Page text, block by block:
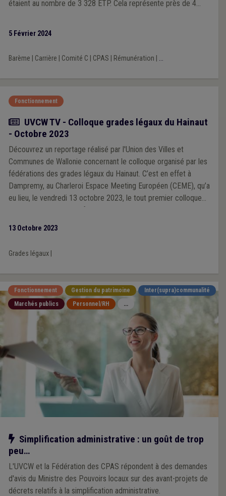
étaient au nombre de 3 328 ETP. Cela représente près de 4
5 Février 2024
Barème Carrière Comité C CPAS Rémunération ...
Fonctionnement
Actualité
UVCW TV - Colloque grades légaux du Hainaut
- Octobre 2023
Découvrez un reportage réalisé par l'Union des Villes et
Communes de Wallonie concernant le colloque organisé par les
fédérations des grades légaux du Hainaut. C’est en effet à
Dampremy, au Charleroi Espace Meeting Européen (CEME), qu’a
eu lieu, le vendredi 13 octobre 2023, le tout premier colloque
organisé par les quatre fédérations de grades légaux hennuyers:
13 Octobre 2023
Grades légaux|
Fonctionnement Gestion du patrimoine
Inter(supra)communalité
Marchés publics
Personnel/RH ...
Notre action
Simplification administrative : un goût de trop
peu…
L'UVCW et la Fédération des CPAS répondent à des demandes
d'avis du Ministre des Pouvoirs locaux sur des avant-projets de
décrets relatifs à la simplification administrative.